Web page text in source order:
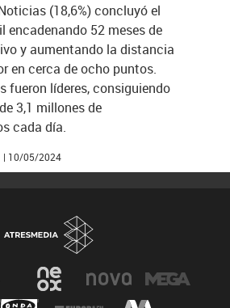
(18,6%) concluyó el
encadenando 52 meses de
y aumentando la distancia
en cerca de ocho puntos.
fueron líderes, consiguiendo
3,1 millones de
cada día.
10/05/2024